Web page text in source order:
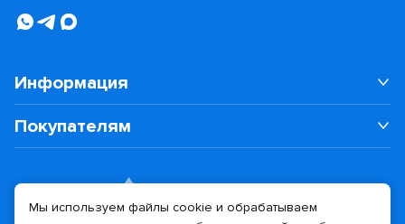
Информация
Покупателям
Мы используем файлы cookie и обрабатываем